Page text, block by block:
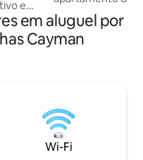
e
nosso
nosso
confortos
cozinha
vistas
de conveniência,
Seja para
nosso
perfeita e
em aluguel por
Cayman
Wi-Fi